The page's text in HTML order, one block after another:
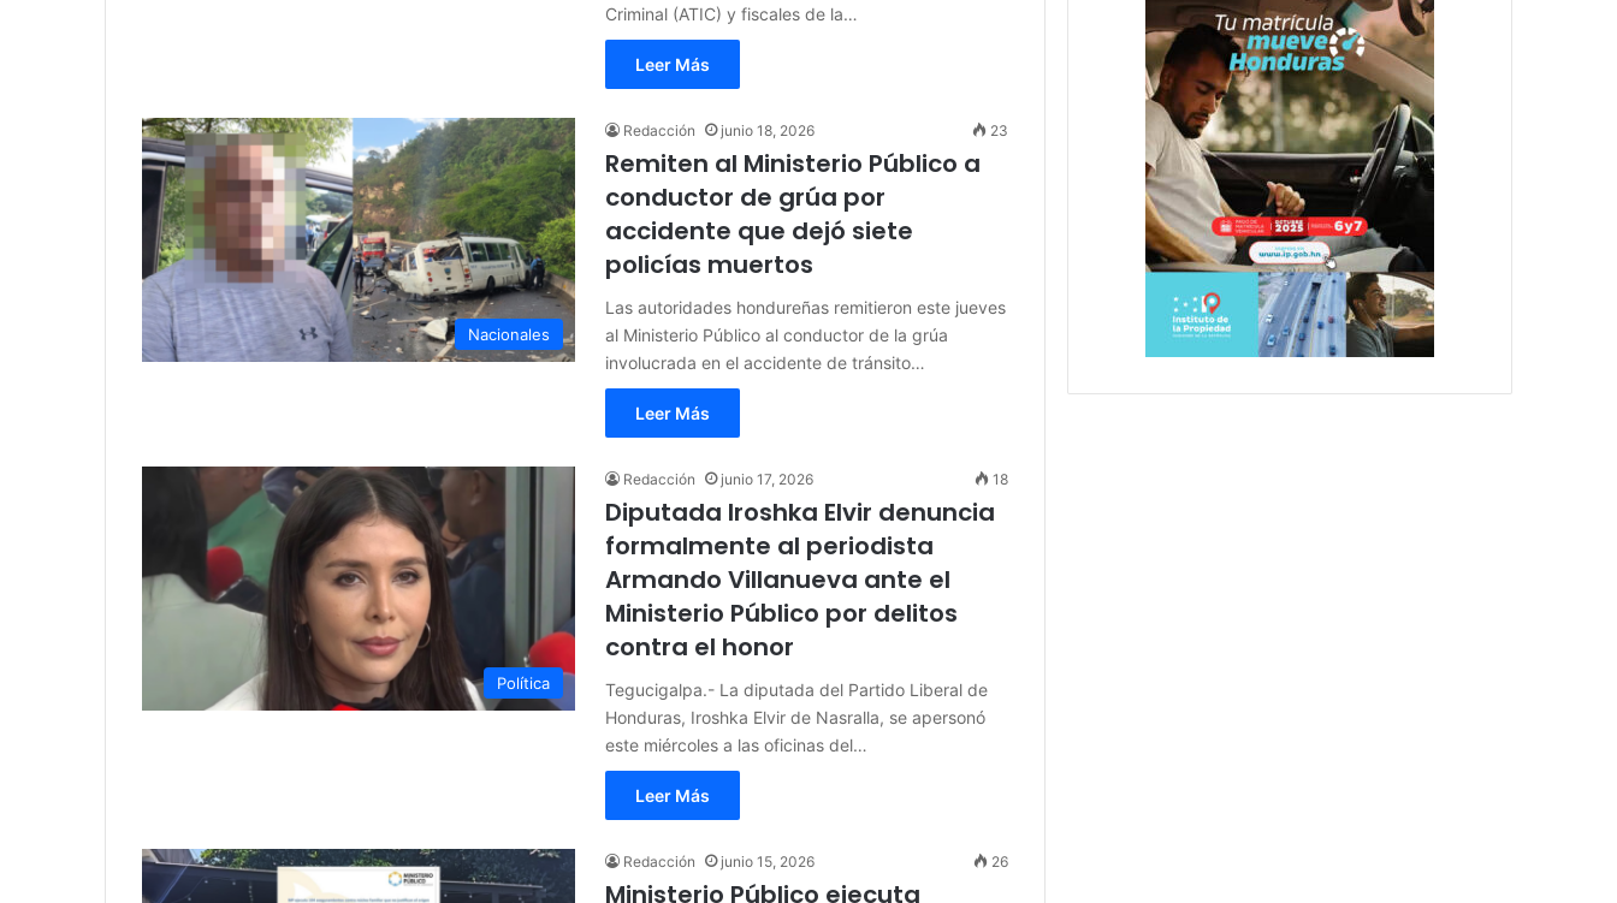
Criminal (ATIC) y fiscales de la…
Leer Más
Nacionales
Redacción junio 18, 2026 23
Remiten al Ministerio Público a
conductor de grúa por
accidente que dejó siete
policías muertos
Las autoridades hondureñas remitieron este jueves
al Ministerio Público al conductor de la grúa
involucrada en el accidente de tránsito…
Leer Más
Política
Redacción junio 17, 2026 18
Diputada Iroshka Elvir denuncia
formalmente al periodista
Armando Villanueva ante el
Ministerio Público por delitos
contra el honor
Tegucigalpa.- La diputada del Partido Liberal de
Honduras, Iroshka Elvir de Nasralla, se apersonó
este miércoles a las oficinas del…
Leer Más
Redacción junio 15, 2026 26
Ministerio Público ejecuta